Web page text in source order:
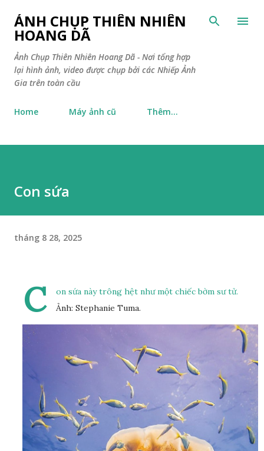
Chuyển đến nội dung chính
ẢNH CHỤP THIÊN NHIÊN
HOANG DÃ
Ảnh Chụp Thiên Nhiên Hoang Dã - Nơi tổng hợp
lại hình ảnh, video được chụp bởi các Nhiếp Ảnh
Gia trên toàn cầu
Home Máy ảnh cũ Thêm…
Con sứa
tháng 8 28, 2025
C
on sứa này trông hệt như một chiếc bờm sư tử.
Ảnh: Stephanie Tuma.